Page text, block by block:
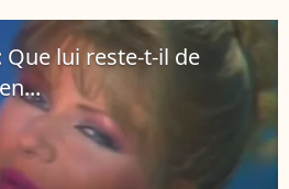
lui reste-t-il de